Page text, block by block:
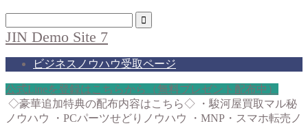
JIN Demo Site 7
ビジネスノウハウ受取ページ
公式Lineを登録はこちらから（無料プレゼント配布中）
◇豪華追加特典の配布内容はこちら◇ ・駿河屋買取マル秘
ノウハウ ・PCパーツせどりノウハウ ・MNP・スマホ転売ノ